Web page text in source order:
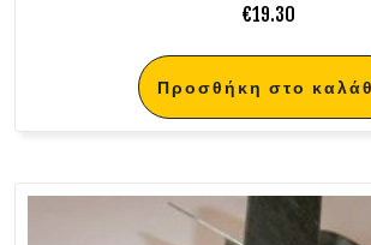
€19.30
Προσθήκη στο